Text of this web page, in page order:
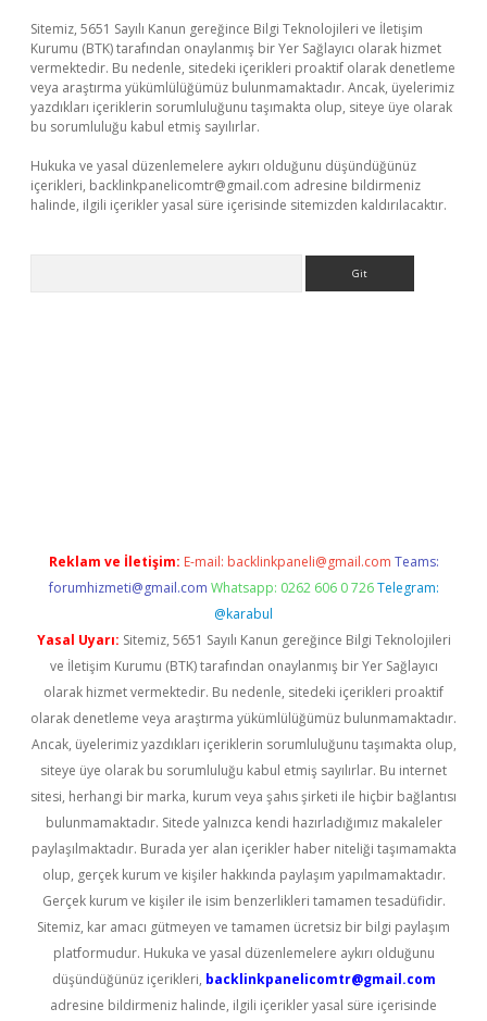
Sitemiz, 5651 Sayılı Kanun gereğince Bilgi Teknolojileri ve İletişim
Kurumu (BTK) tarafından onaylanmış bir Yer Sağlayıcı olarak hizmet
vermektedir. Bu nedenle, sitedeki içerikleri proaktif olarak denetleme
veya araştırma yükümlülüğümüz bulunmamaktadır. Ancak, üyelerimiz
yazdıkları içeriklerin sorumluluğunu taşımakta olup, siteye üye olarak
bu sorumluluğu kabul etmiş sayılırlar.
Hukuka ve yasal düzenlemelere aykırı olduğunu düşündüğünüz
içerikleri, backlinkpanelicomtr@gmail.com adresine bildirmeniz
halinde, ilgili içerikler yasal süre içerisinde sitemizden kaldırılacaktır.
Reklam ve İletişim: E-mail: backlinkpaneli@gmail.com Teams:
forumhizmeti@gmail.com Whatsapp: 0262 606 0 726 Telegram:
@karabul
Yasal Uyarı: Sitemiz, 5651 Sayılı Kanun gereğince Bilgi Teknolojileri
ve İletişim Kurumu (BTK) tarafından onaylanmış bir Yer Sağlayıcı
olarak hizmet vermektedir. Bu nedenle, sitedeki içerikleri proaktif
olarak denetleme veya araştırma yükümlülüğümüz bulunmamaktadır.
Ancak, üyelerimiz yazdıkları içeriklerin sorumluluğunu taşımakta olup,
siteye üye olarak bu sorumluluğu kabul etmiş sayılırlar. Bu internet
sitesi, herhangi bir marka, kurum veya şahıs şirketi ile hiçbir bağlantısı
bulunmamaktadır. Sitede yalnızca kendi hazırladığımız makaleler
paylaşılmaktadır. Burada yer alan içerikler haber niteliği taşımamakta
olup, gerçek kurum ve kişiler hakkında paylaşım yapılmamaktadır.
Gerçek kurum ve kişiler ile isim benzerlikleri tamamen tesadüfidir.
Sitemiz, kar amacı gütmeyen ve tamamen ücretsiz bir bilgi paylaşım
platformudur. Hukuka ve yasal düzenlemelere aykırı olduğunu
düşündüğünüz içerikleri, backlinkpanelicomtr@gmail.com
adresine bildirmeniz halinde, ilgili içerikler yasal süre içerisinde